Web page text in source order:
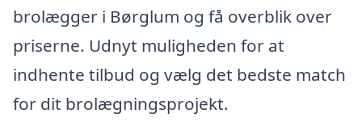
brolægger i Børglum og få overblik over
priserne. Udnyt muligheden for at
indhente tilbud og vælg det bedste match
for dit brolægningsprojekt.